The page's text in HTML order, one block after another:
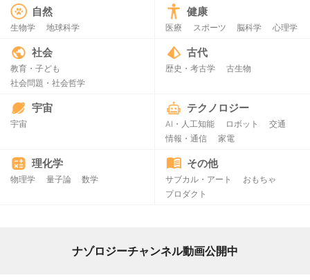
自然
生物学 地球科学
健康
医療 スポーツ 脳科学 心理学
社会
教育・子ども
社会問題・社会哲学
古代
歴史・考古学 古生物
宇宙
宇宙
テクノロジー
AI・人工知能 ロボット
交通
情報・通信
家電
理化学
物理学 量子論 数学
その他
サブカル・アート
おもちゃ
プロダクト
ナゾロジーチャンネル動画公開中